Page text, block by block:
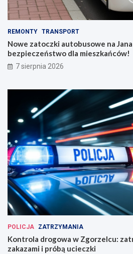
REMONTY TRANSPORT
Nowe zatoczki autobusowe na
bezpieczeństwo dla mieszkańców!
7 sierpnia 2026
POLICJA ZATRZYMANIA
Kontrola drogowa w Zgorzelcu:
zakazami i próbą ucieczki